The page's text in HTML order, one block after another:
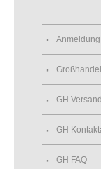
Anmeldung
GH
GH
GH FAQ